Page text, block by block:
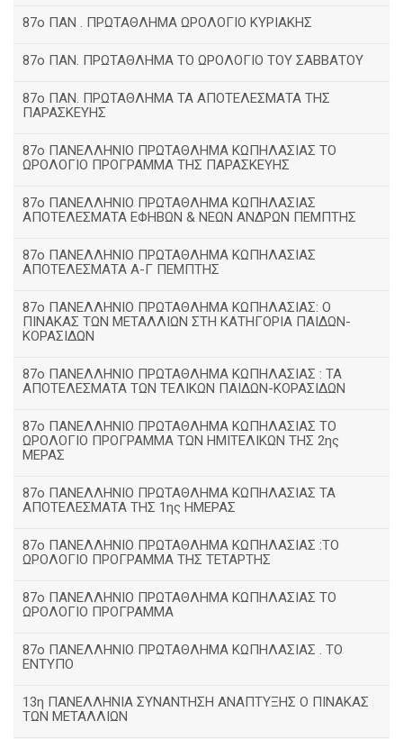
87ο ΠΑΝ . ΠΡΩΤΑΘΛΗΜΑ ΩΡΟΛΟΓΙΟ ΚΥΡΙΑΚΗΣ
87ο ΠΑΝ. ΠΡΩΤΑΘΛΗΜΑ ΤΟ ΩΡΟΛΟΓΙΟ ΤΟΥ ΣΑΒΒΑΤΟΥ
87ο ΠΑΝ. ΠΡΩΤΑΘΛΗΜΑ ΤΑ ΑΠΟΤΕΛΕΣΜΑΤΑ ΤΗΣ
ΠΑΡΑΣΚΕΥΗΣ
87ο ΠΑΝΕΛΛΗΝΙΟ ΠΡΩΤΑΘΛΗΜΑ ΚΩΠΗΛΑΣΙΑΣ ΤΟ
ΩΡΟΛΟΓΙΟ ΠΡΟΓΡΑΜΜΑ ΤΗΣ ΠΑΡΑΣΚΕΥΗΣ
87ο ΠΑΝΕΛΛΗΝΙΟ ΠΡΩΤΑΘΛΗΜΑ ΚΩΠΗΛΑΣΙΑΣ
ΑΠΟΤΕΛΕΣΜΑΤΑ ΕΦΗΒΩΝ & ΝΕΩΝ ΑΝΔΡΩΝ ΠΕΜΠΤΗΣ
87ο ΠΑΝΕΛΛΗΝΙΟ ΠΡΩΤΑΘΛΗΜΑ ΚΩΠΗΛΑΣΙΑΣ
ΑΠΟΤΕΛΕΣΜΑΤΑ Α-Γ ΠΕΜΠΤΗΣ
87ο ΠΑΝΕΛΛΗΝΙΟ ΠΡΩΤΑΘΛΗΜΑ ΚΩΠΗΛΑΣΙΑΣ: Ο
ΠΙΝΑΚΑΣ ΤΩΝ ΜΕΤΑΛΛΙΩΝ ΣΤΗ ΚΑΤΗΓΟΡΙΑ ΠΑΙΔΩΝ-
ΚΟΡΑΣΙΔΩΝ
87ο ΠΑΝΕΛΛΗΝΙΟ ΠΡΩΤΑΘΛΗΜΑ ΚΩΠΗΛΑΣΙΑΣ : ΤΑ
ΑΠΟΤΕΛΕΣΜΑΤΑ ΤΩΝ ΤΕΛΙΚΩΝ ΠΑΙΔΩΝ-ΚΟΡΑΣΙΔΩΝ
87ο ΠΑΝΕΛΛΗΝΙΟ ΠΡΩΤΑΘΛΗΜΑ ΚΩΠΗΛΑΣΙΑΣ ΤΟ
ΩΡΟΛΟΓΙΟ ΠΡΟΓΡΑΜΜΑ ΤΩΝ ΗΜΙΤΕΛΙΚΩΝ ΤΗΣ 2ης
ΜΕΡΑΣ
87ο ΠΑΝΕΛΛΗΝΙΟ ΠΡΩΤΑΘΛΗΜΑ ΚΩΠΗΛΑΣΙΑΣ ΤΑ
ΑΠΟΤΕΛΕΣΜΑΤΑ ΤΗΣ 1ης ΗΜΕΡΑΣ
87ο ΠΑΝΕΛΛΗΝΙΟ ΠΡΩΤΑΘΛΗΜΑ ΚΩΠΗΛΑΣΙΑΣ :ΤΟ
ΩΡΟΛΟΓΙΟ ΠΡΟΓΡΑΜΜΑ ΤΗΣ ΤΕΤΑΡΤΗΣ
87ο ΠΑΝΕΛΛΗΝΙΟ ΠΡΩΤΑΘΛΗΜΑ ΚΩΠΗΛΑΣΙΑΣ ΤΟ
ΩΡΟΛΟΓΙΟ ΠΡΟΓΡΑΜΜΑ
87ο ΠΑΝΕΛΛΗΝΙΟ ΠΡΩΤΑΘΛΗΜΑ ΚΩΠΗΛΑΣΙΑΣ . ΤΟ
ΕΝΤΥΠΟ
13η ΠΑΝΕΛΛΗΝΙΑ ΣΥΝΑΝΤΗΣΗ ΑΝΑΠΤΥΞΗΣ Ο ΠΙΝΑΚΑΣ
ΤΩΝ ΜΕΤΑΛΛΙΩΝ